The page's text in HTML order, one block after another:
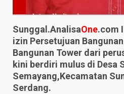
Sunggal.AnalisaOne.com
izin Persetujuan
Bangunan Tower dari
kini berdiri mulus di Desa
Semayang,Kecamatan
Serdang.